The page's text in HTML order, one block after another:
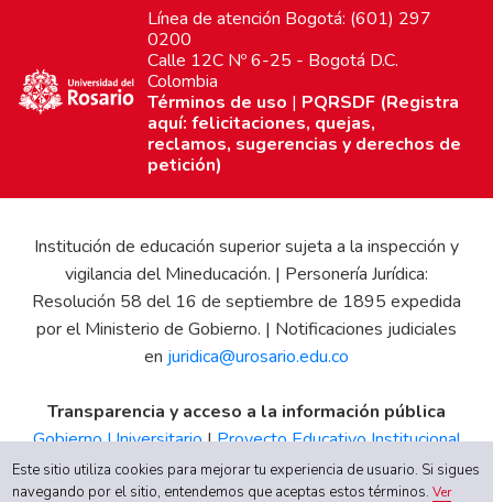
Línea de atención Bogotá: (601) 297
0200
Calle 12C Nº 6-25 - Bogotá D.C.
Colombia
Términos de uso | PQRSDF (Registra
aquí: felicitaciones, quejas,
reclamos, sugerencias y derechos de
petición)
Institución de educación superior sujeta a la inspección y
vigilancia del Mineducación. | Personería Jurídica:
Resolución 58 del 16 de septiembre de 1895 expedida
por el Ministerio de Gobierno. | Notificaciones judiciales
en juridica@urosario.edu.co
Transparencia y acceso a la información pública
Gobierno Universitario|Proyecto Educativo Institucional
|Informe de Gestión|Boletín Estadístico|Régimen
Tributario|Estados Financieros|Código de Ética|Canal
Este sitio utiliza cookies para mejorar tu experiencia de usuario. Si sigues
navegando por el sitio, entendemos que aceptas estos términos.Ver